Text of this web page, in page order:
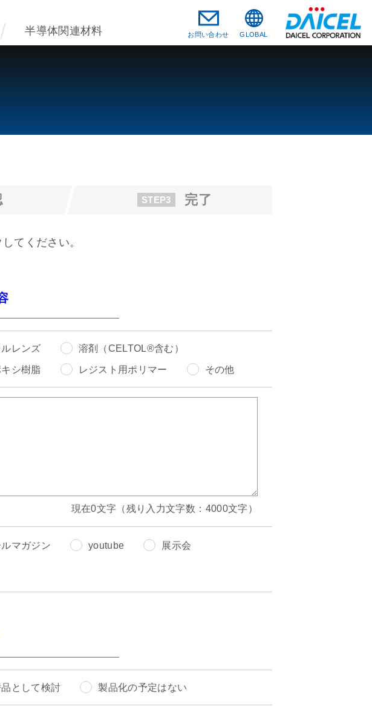
半導体関連材料 お問い合わせ GLOBAL
STEP3 完了
てください。
レンズ 溶剤（CELTOL®含む）
シ樹脂 レジスト用ポリマー その他
現在0文字（残り入力文字数：4000文字）
ルマガジン youtube 展示会
として検討 製品化の予定はない